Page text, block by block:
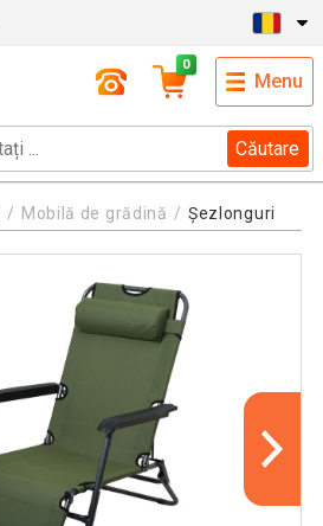
Căutare
0
Menu
Mobilă de grădină Șezlonguri